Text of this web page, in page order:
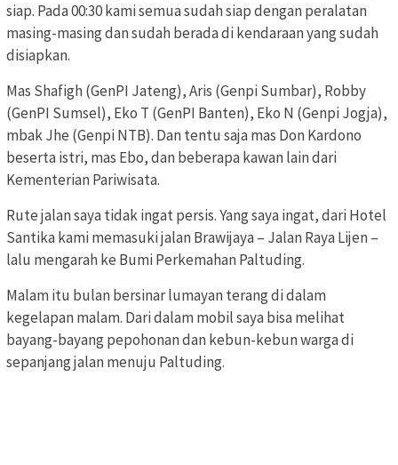
siap. Pada 00:30 kami semua sudah siap dengan peralatan
masing-masing dan sudah berada di kendaraan yang sudah
disiapkan.
Mas Shafigh (GenPI Jateng), Aris (Genpi Sumbar), Robby
(GenPI Sumsel), Eko T (GenPI Banten), Eko N (Genpi Jogja),
mbak Jhe (Genpi NTB). Dan tentu saja mas Don Kardono
beserta istri, mas Ebo, dan beberapa kawan lain dari
Kementerian Pariwisata.
Rute jalan saya tidak ingat persis. Yang saya ingat, dari Hotel
Santika kami memasuki jalan Brawijaya – Jalan Raya Lijen –
lalu mengarah ke Bumi Perkemahan Paltuding.
Malam itu bulan bersinar lumayan terang di dalam
kegelapan malam. Dari dalam mobil saya bisa melihat
bayang-bayang pepohonan dan kebun-kebun warga di
sepanjang jalan menuju Paltuding.